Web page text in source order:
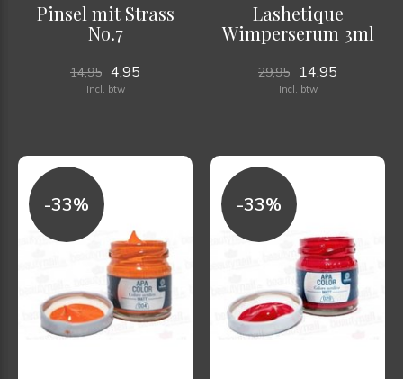
Pinsel mit Strass
No.7
14,95 4,95
Incl. btw
Lashetique
Wimperserum 3ml
29,95 14,95
Incl. btw
-33% -33%